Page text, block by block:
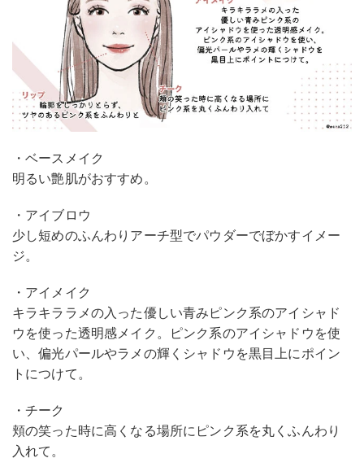
・ベースメイク
明るい艶肌がおすすめ。
・アイブロウ
少し短めのふんわりアーチ型でパウダーでぼかすイメー
ジ。
・アイメイク
キラキララメの入った優しい青みピンク系のアイシャド
ウを使った透明感メイク。ピンク系のアイシャドウを使
い、偏光パールやラメの輝くシャドウを黒目上にポイン
トにつけて。
・チーク
頬の笑った時に高くなる場所にピンク系を丸くふんわり
入れて。